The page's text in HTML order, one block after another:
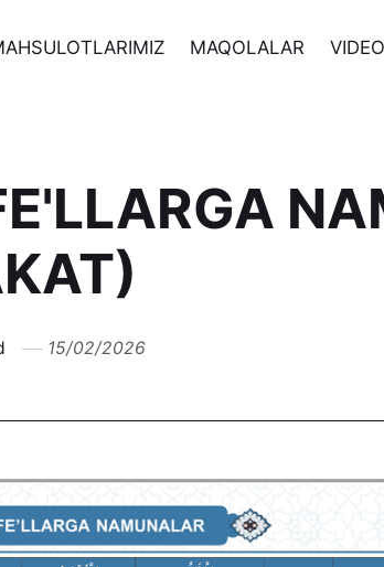
MAQOLALAR
15/02/2026